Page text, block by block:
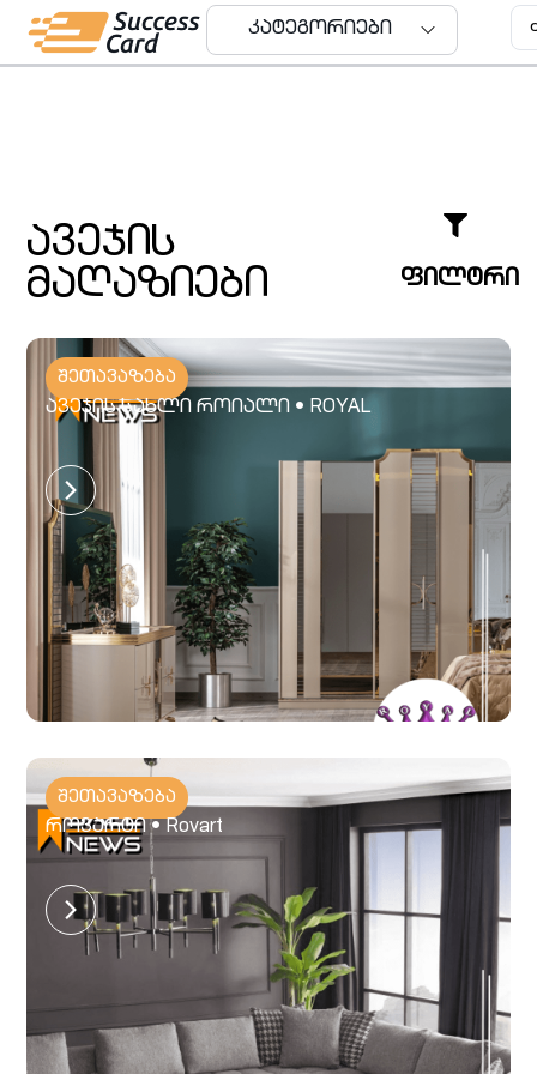
კატეგორიები
ავეჯის
მაღაზიები
ფილტრი
შეთავაზება
ავეჯის სახლი როიალი • ROYAL
შეთავაზება
როვარტი • Rovart